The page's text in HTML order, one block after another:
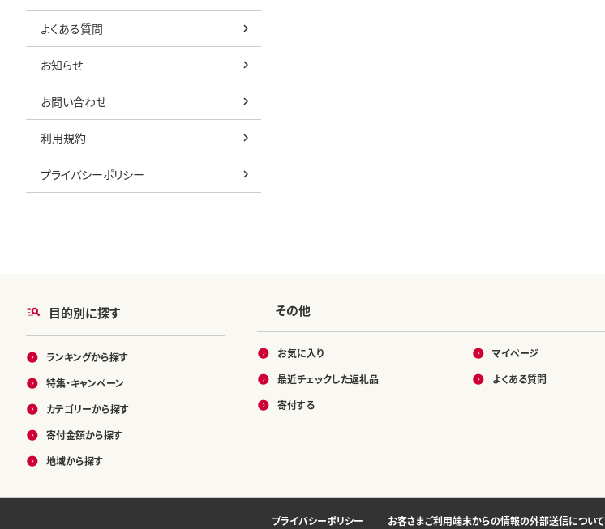
よくある質問
お知らせ
お問い合わせ
利用規約
プライバシーポリシー
目的別に探す
ランキングから探す
特集・キャンペーン
カテゴリーから探す
寄付金額から探す
地域から探す
その他
お気に入り
最近チェックした返礼品
寄付する
マイページ
よくある質問
プライバシーポリシー お客さまご利用端末からの情報の外部送信について